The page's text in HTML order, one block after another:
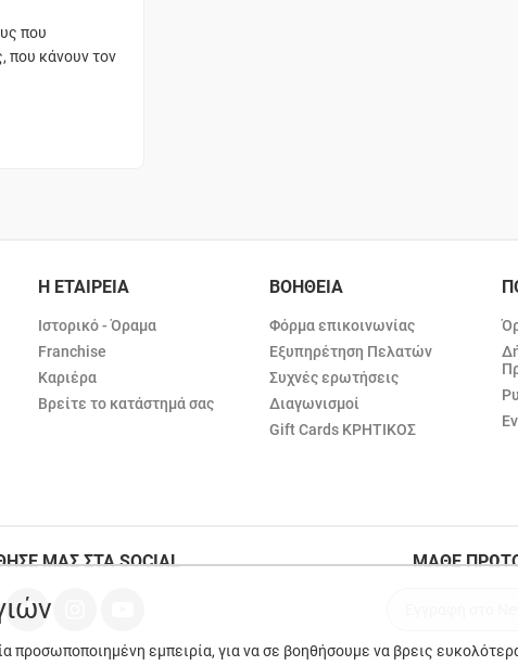
που
που κάνουν τον
Η ΕΤΑΙΡΕΙΑ
Ιστορικό - Όραμα
Franchise
Καριέρα
Βρείτε το κατάστημά σας
ΒΟΗΘΕΙΑ
Φόρμα επικοινωνίας
Εξυπηρέτηση Πελατών
Συχνές ερωτήσεις
Διαγωνισμοί
Gift Cards ΚΡΗΤΙΚΟΣ
ΜΑΣ ΣΤΑ SOCIAL ΜΑΘΕ
εμπειρία, για να σε βοηθήσουμε να βρεις